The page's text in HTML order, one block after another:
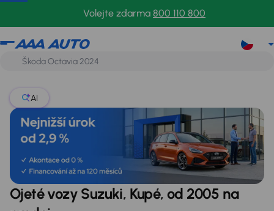
Volejte zdarma 800 110 800
Suzuki
AI
Ojeté vozy Suzuki, Kupé, od 2005 na